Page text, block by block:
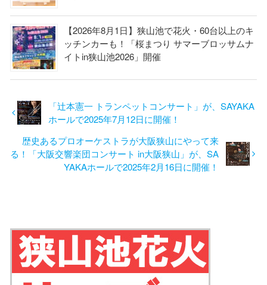
【2026年8月1日】狭山池で花火・60台以上のキ
ッチンカーも！「桜まつり サマーブロッサムナ
イトin狭山池2026」開催
「辻本憲一 トランペットコンサート」が、SAYAKA
ホールで2025年7月12日に開催！
歴史あるプロオーケストラが大阪狭山にやって来
る！「大阪交響楽団コンサート in大阪狭山」が、SA
YAKAホールで2025年2月16日に開催！